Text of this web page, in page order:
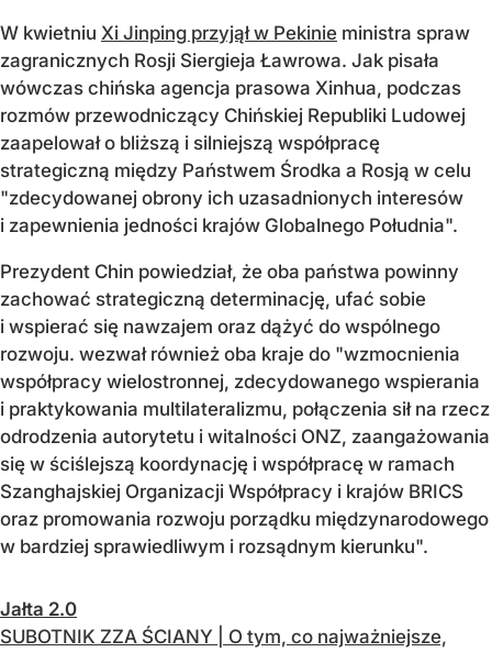
W kwietniu Xi Jinping przyjął w Pekinie ministra spraw
zagranicznych Rosji Siergieja Ławrowa. Jak pisała
wówczas chińska agencja prasowa Xinhua, podczas
rozmów przewodniczący Chińskiej Republiki Ludowej
zaapelował o bliższą i silniejszą współpracę
strategiczną między Państwem Środka a Rosją w celu
"zdecydowanej obrony ich uzasadnionych interesów
i zapewnienia jedności krajów Globalnego Południa".
Prezydent Chin powiedział, że oba państwa powinny
zachować strategiczną determinację, ufać sobie
i wspierać się nawzajem oraz dążyć do wspólnego
rozwoju. wezwał również oba kraje do "wzmocnienia
współpracy wielostronnej, zdecydowanego wspierania
i praktykowania multilateralizmu, połączenia sił na rzecz
odrodzenia autorytetu i witalności ONZ, zaangażowania
się w ściślejszą koordynację i współpracę w ramach
Szanghajskiej Organizacji Współpracy i krajów BRICS
oraz promowania rozwoju porządku międzynarodowego
w bardziej sprawiedliwym i rozsądnym kierunku".
Jałta 2.0
SUBOTNIK ZZA ŚCIANY | O tym, co najważniejsze,